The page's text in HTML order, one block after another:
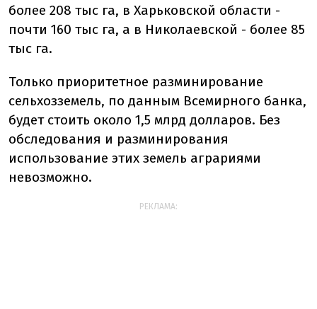
более 208 тыс га, в Харьковской области -
почти 160 тыс га, а в Николаевской - более 85
тыс га.
Только приоритетное разминирование
сельхозземель, по данным Всемирного банка,
будет стоить около 1,5 млрд долларов. Без
обследования и разминирования
использование этих земель аграриями
невозможно.
РЕКЛАМА: